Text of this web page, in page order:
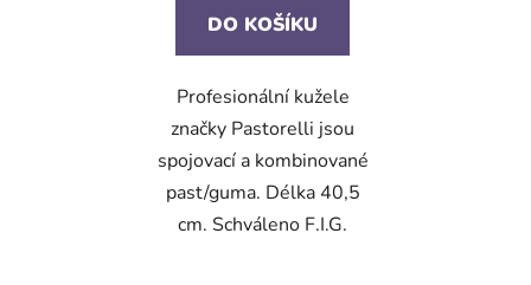
DO KOŠÍKU
Profesionální kužele
značky Pastorelli jsou
spojovací a kombinované
past/guma. Délka 40,5
cm. Schváleno F.I.G.